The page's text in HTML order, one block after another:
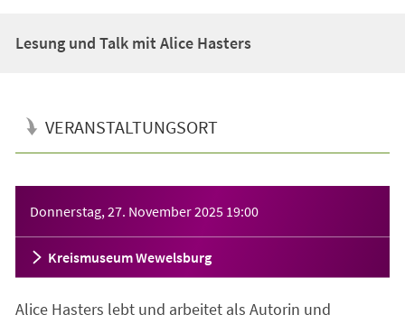
Lesung und Talk mit Alice Hasters
VERANSTALTUNGSORT
Donnerstag, 27. November 2025 19:00
Kreismuseum Wewelsburg
Alice Hasters lebt und arbeitet als Autorin und